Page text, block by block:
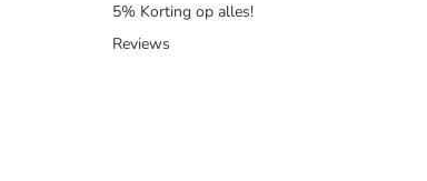
5% Korting op alles!
Reviews